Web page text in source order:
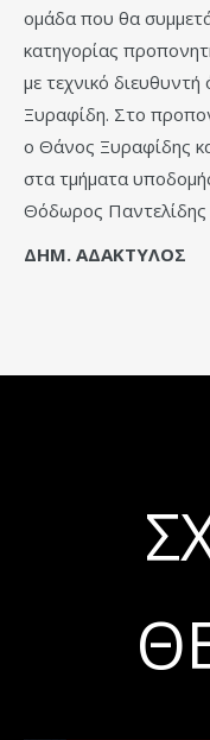
ομάδα που θα
κατηγορίας
με τεχνικό
Ξυραφίδη. Στο
ο Θάνος Ξυραφίδης
στα τμήματα
Θόδωρος Παντελίδης
ΔΗΜ. ΑΔΑΚΤΥΛΟΣ